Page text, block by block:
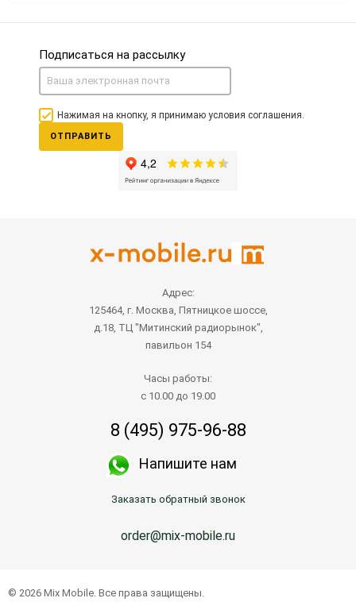
Подписаться на рассылку
Нажимая на кнопку, я принимаю условия соглашения.
ОТПРАВИТЬ
Адрес:
125464, г. Москва, Пятницкое шоссе,
д.18, ТЦ "Митинский радиорынок",
павильон 154
Часы работы:
с 10.00 до 19.00
8 (495) 975-96-88
Напишите нам
Заказать обратный звонок
order@mix-mobile.ru
© 2026 Mix Mobile. Все права защищены.